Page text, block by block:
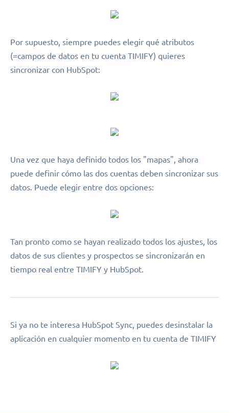
Por supuesto, siempre puedes elegir qué atributos
(=campos de datos en tu cuenta TIMIFY) quieres
sincronizar con HubSpot:
Una vez que haya definido todos los "mapas", ahora
puede definir cómo las dos cuentas deben sincronizar sus
datos. Puede elegir entre dos opciones:
Tan pronto como se hayan realizado todos los ajustes, los
datos de sus clientes y prospectos se sincronizarán en
tiempo real entre TIMIFY y HubSpot.
Si ya no te interesa HubSpot Sync, puedes desinstalar la
aplicación en cualquier momento en tu cuenta de TIMIFY